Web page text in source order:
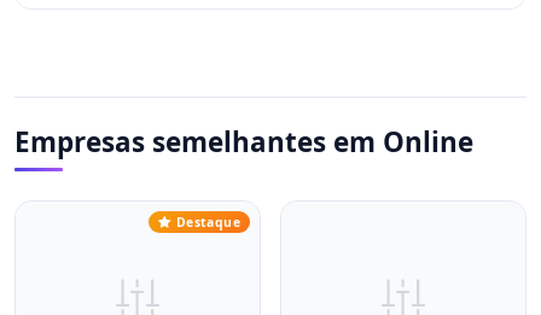
Empresas semelhantes em Online
Destaque